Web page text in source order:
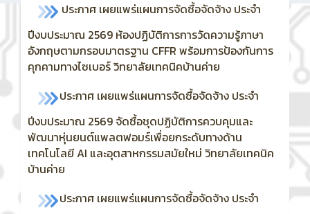
ประกาศ เผยแพร่แผนการจัดซื้อจัดจ้าง ประจำ
ปีงบประมาณ 2569 ห้องปฏิบัติการการวัดความรู้ภาษา
อังกฤษตามกรอบมาตรฐาน CFFR พร้อมการป้องกันการ
คุกคามทางไซเบอร์ วิทยาลัยเทคนิคบ้านค่าย
ประกาศ เผยแพร่แผนการจัดซื้อจัดจ้าง ประจำ
ปีงบประมาณ 2569จัดซื้อชุดปฏิบัติการควบคุมและ
พัฒนาหุ่นยนต์แพลตฟอมร์เพื่อยกระดับทางด้าน
เทคโนโลยี AI และอุตสาหกรรมสมัยใหม่ วิทยาลัยเทคนิค
บ้านค่าย
ประกาศ เผยแพร่แผนการจัดซื้อจัดจ้าง ประจำ